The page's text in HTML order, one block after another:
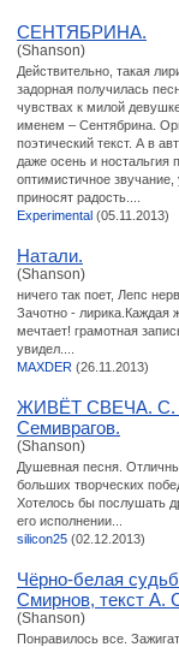
CЕНТЯБРИНА.
(Shanson)
Действительно, такая
задорная получилась
чувствах к милой
именем – Сентябрина.
поэтический текст. А в
даже осень и ностальгия
оптимистичное звучание,
приносят радость....
Experimental (05.11.2013)
Натали.
(Shanson)
ничего так поет, Лепс
Зачотно - лирика.Каждая
мечтает! грамотная
увидел....
MAXDER (26.11.2013)
ЖИВЁТ СВЕЧА. С.
Семиврагов.
(Shanson)
Душевная песня.
больших творческих
Хотелось бы послушать
его исполнении...
silicon25 (02.12.2013)
Чёрно-белая
Смирнов, текст А.
(Shanson)
Понравилось все.